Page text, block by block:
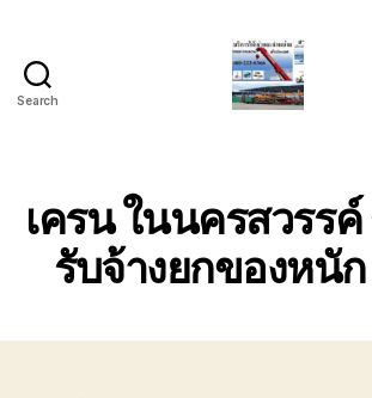
Search
เครน
รถ
เฮี๊ยบ
เครน ในนครสวรร
รับจ้างยกของหนัก